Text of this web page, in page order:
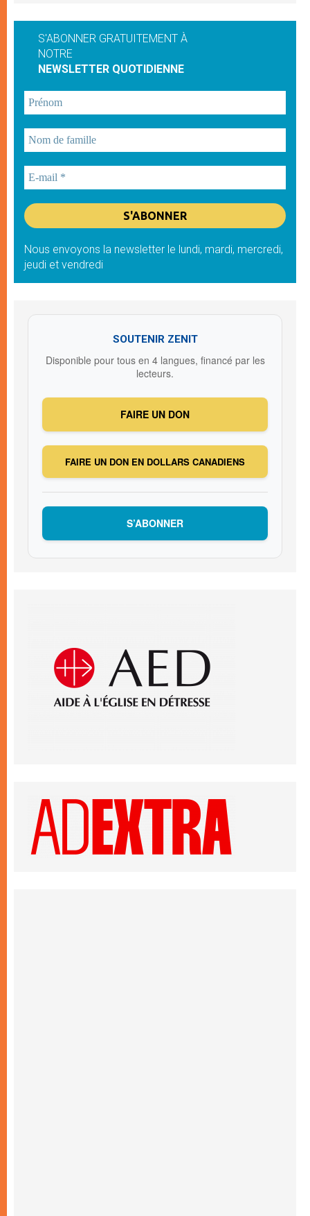
S'ABONNER GRATUITEMENT À
NOTRE
NEWSLETTER QUOTIDIENNE
Nous envoyons la newsletter le lundi, mardi, mercredi,
jeudi et vendredi
SOUTENIR ZENIT
Disponible pour tous en 4 langues, financé par les
lecteurs.
FAIRE UN DON
FAIRE UN DON EN DOLLARS CANADIENS
S’ABONNER